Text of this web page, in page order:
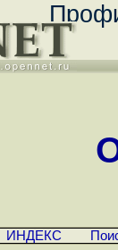
ИНДЕКС